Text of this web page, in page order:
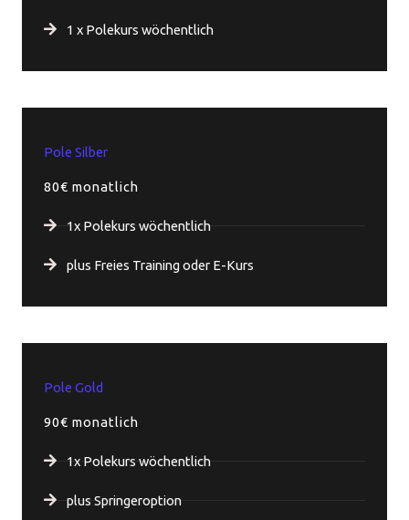
1 x Polekurs wöchentlich
Pole Silber
80€ monatlich
1x Polekurs wöchentlich
plus Freies Training oder E-Kurs
Pole Gold
90€ monatlich
1x Polekurs wöchentlich
plus Springeroption